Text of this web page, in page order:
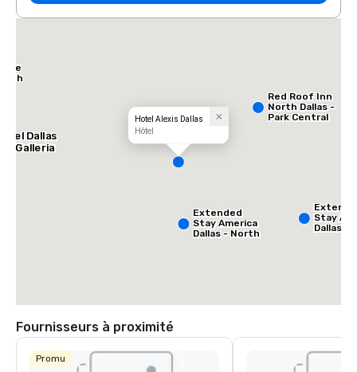
Hotel Alexis Dallas
Hôtel
Dallas
Galleria
Extended
Stay America
Dallas - North
Red Roof Inn
North Dallas -
Park Central
Stay
Dallas -
Fournisseurs à proximité
Promu